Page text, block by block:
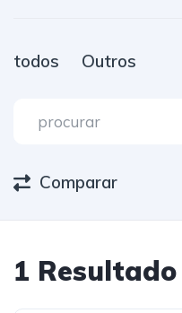
todos Outros
Comparar
1 Resultado